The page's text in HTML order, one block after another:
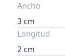
Ancho
3 cm
Longitud
2 cm